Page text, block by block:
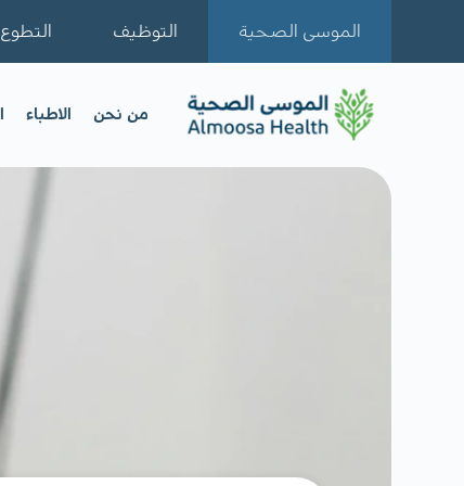
الموسى الصحية التوظيف التطوع
من نحن الاطباء